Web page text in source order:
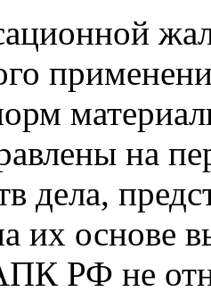
на
дела,
их основе
РФ не